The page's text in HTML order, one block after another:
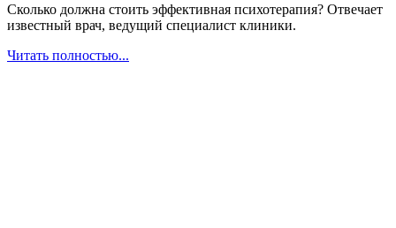
Сколько должна стоить эффективная психотерапия? Отвечает
известный врач, ведущий специалист клиники.
Читать полностью...